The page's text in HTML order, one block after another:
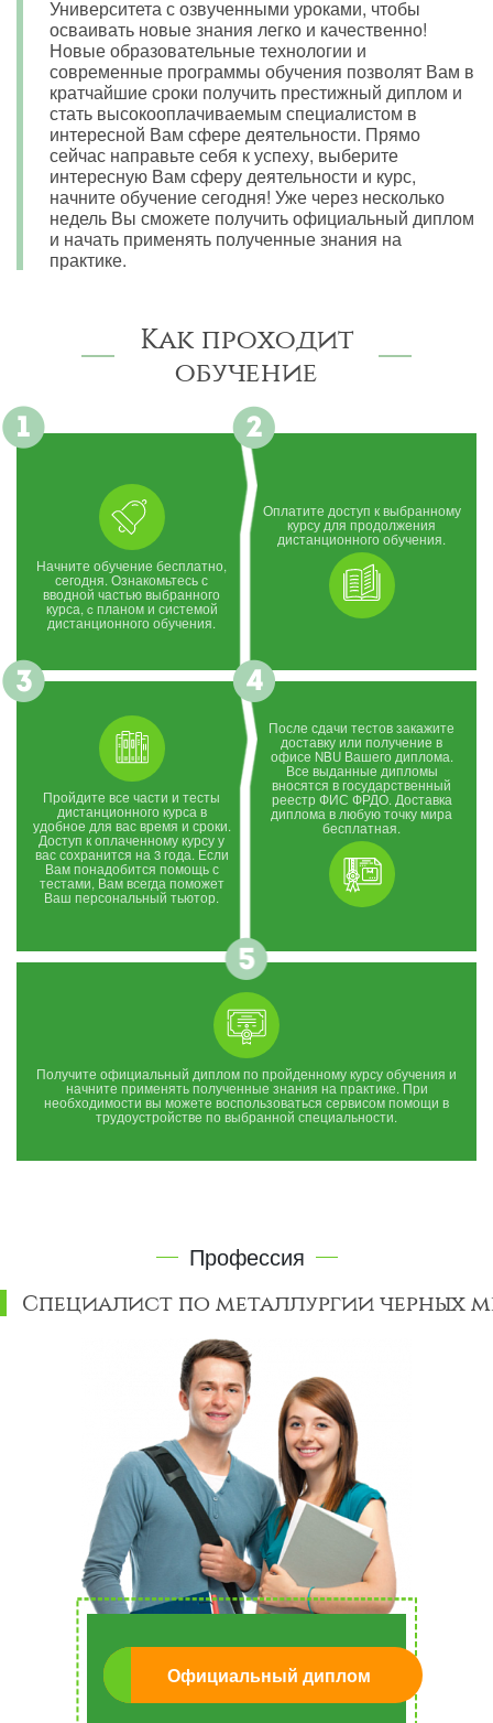
Университета с озвученными уроками, чтобы
осваивать новые знания легко и качественно!
Новые образовательные технологии и
современные программы обучения позволят Вам в
кратчайшие сроки получить престижный диплом и
стать высокооплачиваемым специалистом в
интересной Вам сфере деятельности. Прямо
сейчас направьте себя к успеху, выберите
интересную Вам сферу деятельности и курс,
начните обучение сегодня! Уже через несколько
недель Вы сможете получить официальный диплом
и начать применять полученные знания на
практике.
Как проходит
обучение
Начните обучение бесплатно,
сегодня. Ознакомьтесь с
вводной частью выбранного
курса, c планом и системой
дистанционного обучения.
Оплатите доступ к выбранному
курсу для продолжения
дистанционного обучения.
Пройдите все части и тесты
дистанционного курса в
удобное для вас время и сроки.
Доступ к оплаченному курсу у
вас сохранится на 3 года. Если
Вам понадобится помощь с
тестами, Вам всегда поможет
Ваш персональный тьютор.
После сдачи тестов закажите
доставку или получение в
офисе NBU Вашего диплома.
Все выданные дипломы
вносятся в государственный
реестр ФИС ФРДО. Доставка
диплома в любую точку мира
бесплатная.
Получите официальный диплом по пройденному курсу обучения и
начните применять полученные знания на практике. При
необходимости вы можете воспользоваться сервисом помощи в
трудоустройстве по выбранной специальности.
Профессия
Специалист по металлургии черных
Официальный диплом